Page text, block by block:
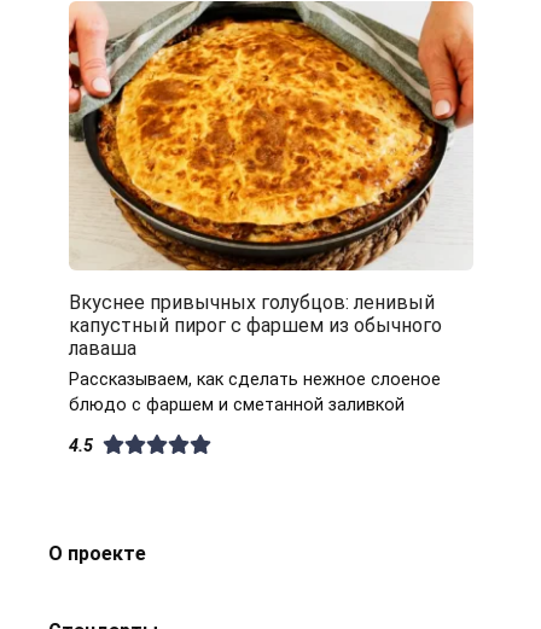
Вкуснее привычных голубцов: ленивый
капустный пирог с фаршем из обычного
лаваша
Рассказываем, как сделать нежное слоеное
блюдо с фаршем и сметанной заливкой
4.5
О проекте